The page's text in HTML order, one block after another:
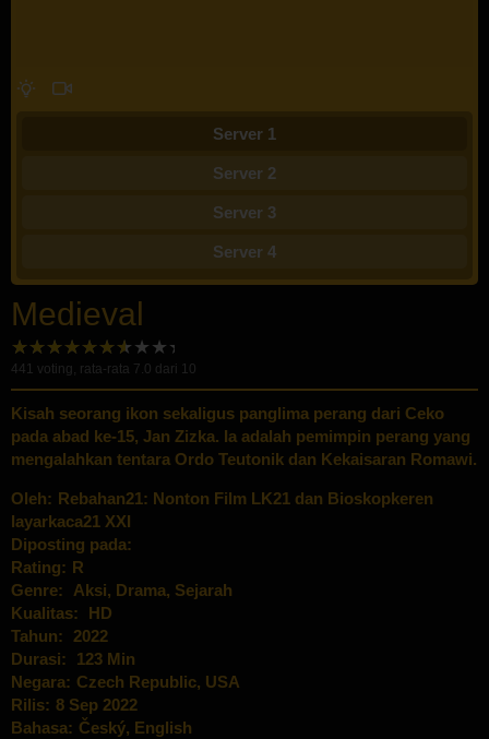
Server 1
Server 2
Server 3
Server 4
Medieval
441 voting, rata-rata 7.0 dari 10
Kisah seorang ikon sekaligus panglima perang dari Ceko
pada abad ke-15, Jan Zizka. Ia adalah pemimpin perang yang
mengalahkan tentara Ordo Teutonik dan Kekaisaran Romawi.
Oleh: Rebahan21: Nonton Film LK21 dan Bioskopkeren
layarkaca21 XXI
Diposting pada:
Rating: R
Genre:
Aksi, Drama, Sejarah
Kualitas:
HD
Tahun:
2022
Durasi:
123 Min
Negara: Czech Republic, USA
Rilis: 8 Sep 2022
Bahasa: Český, English